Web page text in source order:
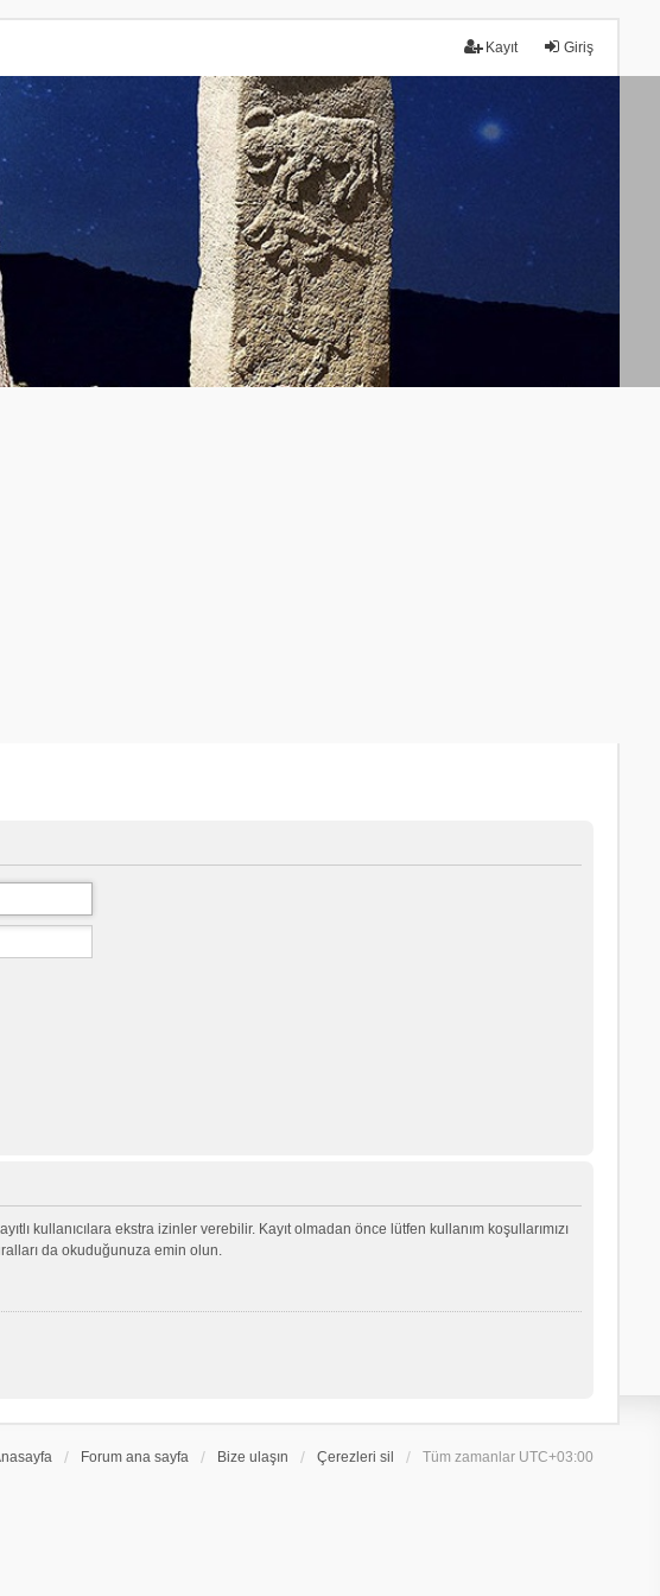
Giriş
Kayıt
kullanıcılara ekstra izinler verebilir. Kayıt olmadan önce lütfen kullanım koşullarımızı
da okuduğunuza emin olun.
Forum ana sayfa Bize ulaşın Çerezleri sil Tüm zamanlar UTC+03:00